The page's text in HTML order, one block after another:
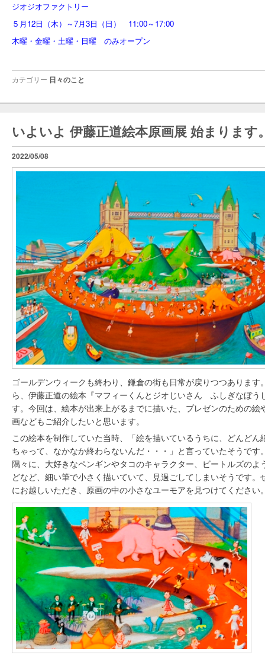
ジオジオファクトリー
５月12日（木）～7月3日（日） 11:00～17:00
木曜・金曜・土曜・日曜 のみオープン
カテゴリー 日々のこと
いよいよ 伊藤正道絵本原画展 始まります
2022/05/08
ゴールデンウィークも終わり、鎌倉の街も日常が戻りつつあります
ら、伊藤正道の絵本『マフィーくんとジオじいさん ふしぎなぼう
す。今回は、絵本が出来上がるまでに描いた、プレゼンのための絵
画などもご紹介したいと思います。
この絵本を制作していた当時、「絵を描いているうちに、どんどん
ちゃって、なかなか終わらないんだ・・・」と言っていたそうです
隅々に、大好きなペンギンやタコのキャラクター、ビートルズのよ
どなど、細い筆で小さく描いていて、見過ごしてしまいそうです。
にお越しいただき、原画の中の小さなユーモアを見つけてください